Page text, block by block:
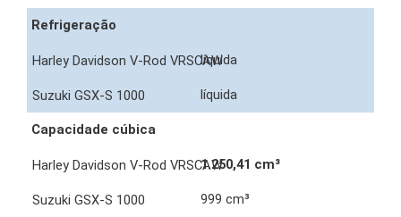
Refrigeração
líquida
líquida
Capacidade cúbica
1.250,41 cm³
999 cm³